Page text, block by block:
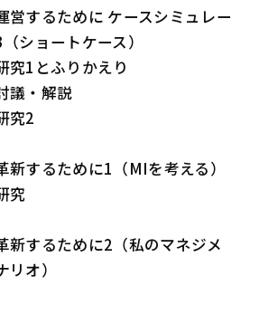
営するために ケースシミュレー
ショートケース）
究1とふりかえり
議・解説
究2
新するために1（MIを考える）
究
新するために2（私のマネジメ
リオ）